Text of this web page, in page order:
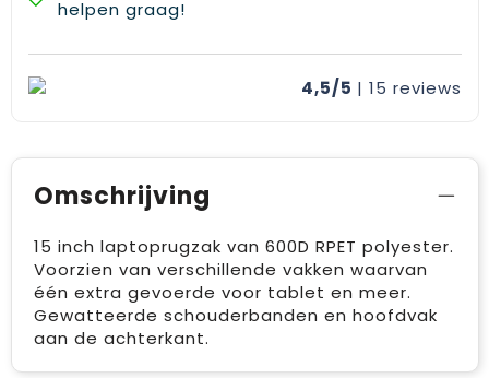
helpen graag!
4,5/5 | 15 reviews
Omschrijving
15 inch laptoprugzak van 600D RPET polyester.
Voorzien van verschillende vakken waarvan
één extra gevoerde voor tablet en meer.
Gewatteerde schouderbanden en hoofdvak
aan de achterkant.